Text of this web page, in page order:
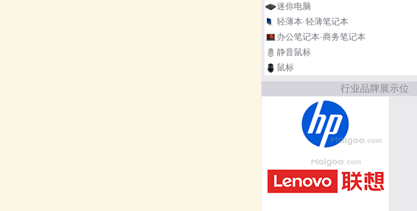
迷你电脑
轻薄本·轻薄笔记本
办公笔记本·商务笔记本
静音鼠标
鼠标
行业品牌展示位